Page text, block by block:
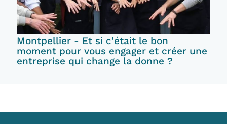
Montpellier - Et si c'était le bon
moment pour vous engager et créer une
entreprise qui change la donne ?